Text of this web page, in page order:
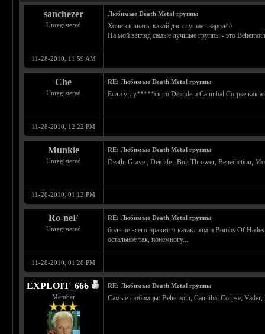
sanchezer
Unregistered
Любимые Death Metal группы
Хочется знать, какой дэс слушает народ^^
На мой взгляд самые лучшые группы - это
11-28-2010, 11:59 AM
Che
Unregistered
RE: Любимые Death Metal группы
Если углу*****ся то Deicide и Cannibal Corpse как
11-28-2010, 12:22 PM
Munkie
Unregistered
RE: Любимые Death Metal группы
Death, Grave , Deicide , Bolt Thrower, Benediction,
11-28-2010, 01:12 PM
Ro-neF
Unregistered
RE: Любимые Death Metal группы
больше всего нравится катаклизм и Bombs Of
остальное так, понемногу...
11-28-2010, 01:28 PM
EXPLOIT_666
Member
RE: Любимые Death Metal группы
Самые любимцы: Behemoth, Cannibal Corpse, Vader,